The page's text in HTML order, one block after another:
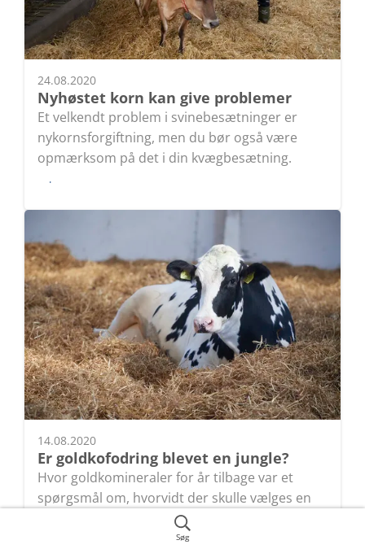
Søg
24.08.2020
Nyhøstet korn kan give problemer
Et velkendt problem i svinebesætninger er
nykornsforgiftning, men du bør også være
opmærksom på det i din kvægbesætning.
Læs
14.08.2020
Er goldkofodring blevet en jungle?
Hvor goldkomineraler for år tilbage var et
spørgsmål om, hvorvidt der skulle vælges en
billig, middel eller dyr blanding, så ser billedet
noget mere komplekst ud i dag.